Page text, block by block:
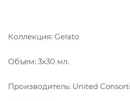
Коллекция: Gelato
Объем: 3х30 мл.
Производитель: United